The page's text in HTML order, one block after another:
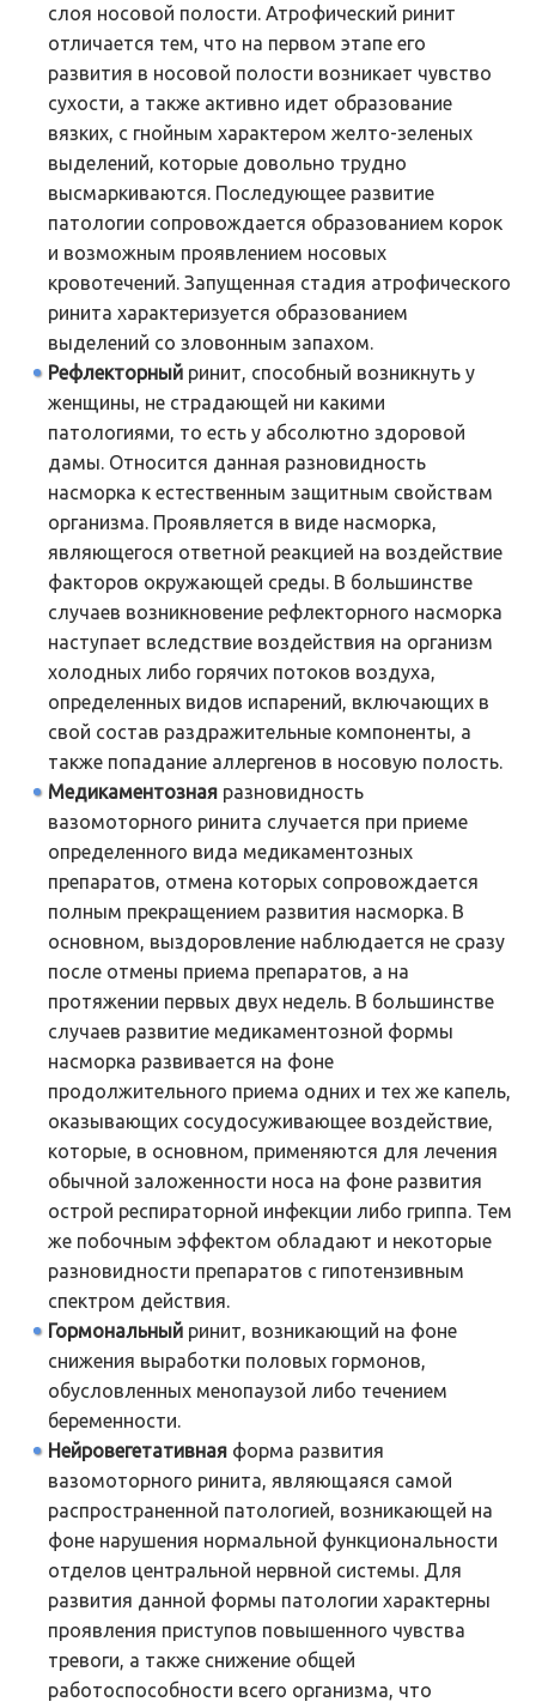
слоя носовой полости. Атрофический ринит
отличается тем, что на первом этапе его
развития в носовой полости возникает чувство
сухости, а также активно идет образование
вязких, с гнойным характером желто-зеленых
выделений, которые довольно трудно
высмаркиваются. Последующее развитие
патологии сопровождается образованием корок
и возможным проявлением носовых
кровотечений. Запущенная стадия атрофического
ринита характеризуется образованием
выделений со зловонным запахом.
Рефлекторный ринит, способный возникнуть у
женщины, не страдающей ни какими
патологиями, то есть у абсолютно здоровой
дамы. Относится данная разновидность
насморка к естественным защитным свойствам
организма. Проявляется в виде насморка,
являющегося ответной реакцией на воздействие
факторов окружающей среды. В большинстве
случаев возникновение рефлекторного насморка
наступает вследствие воздействия на организм
холодных либо горячих потоков воздуха,
определенных видов испарений, включающих в
свой состав раздражительные компоненты, а
также попадание аллергенов в носовую полость.
Медикаментозная разновидность
вазомоторного ринита случается при приеме
определенного вида медикаментозных
препаратов, отмена которых сопровождается
полным прекращением развития насморка. В
основном, выздоровление наблюдается не сразу
после отмены приема препаратов, а на
протяжении первых двух недель. В большинстве
случаев развитие медикаментозной формы
насморка развивается на фоне
продолжительного приема одних и тех же капель,
оказывающих сосудосуживающее воздействие,
которые, в основном, применяются для лечения
обычной заложенности носа на фоне развития
острой респираторной инфекции либо гриппа. Тем
же побочным эффектом обладают и некоторые
разновидности препаратов с гипотензивным
спектром действия.
Гормональный ринит, возникающий на фоне
снижения выработки половых гормонов,
обусловленных менопаузой либо течением
беременности.
Нейровегетативная форма развития
вазомоторного ринита, являющаяся самой
распространенной патологией, возникающей на
фоне нарушения нормальной функциональности
отделов центральной нервной системы. Для
развития данной формы патологии характерны
проявления приступов повышенного чувства
тревоги, а также снижение общей
работоспособности всего организма, что